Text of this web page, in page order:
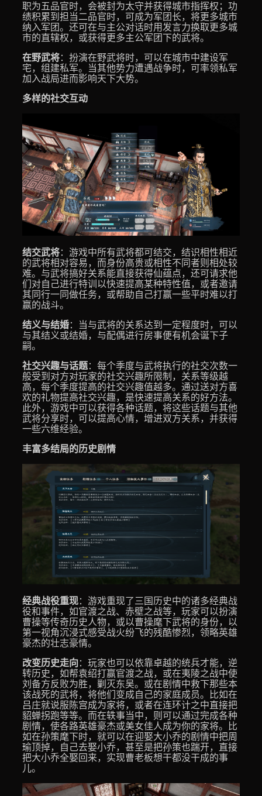
职为五品官时，会被封为太守并获得城市指挥权；功
绩积累到担当二品官时，可成为军团长，将更多城市
纳入军团。还可在与主公对话时用发言力换取更多城
市的直辖权，或获得更多主公军团下的武将。
在野武将：扮演在野武将时，可以在城市中建设军
宅，组建私军。当其他势力遭遇战争时，可率领私军
加入战局进而影响天下大势。
多样的社交互动
结交武将：游戏中所有武将都可结交，结识相性相近
的武将相对容易，而身份高贵或相性不同者则相处较
难。与武将搞好关系能直接获得仙蕴点，还可请求他
们对自己进行特训以快速提高某种特性值，或者邀请
其同行一同做任务，或帮助自己打赢一些平时难以打
赢的战斗。
结义与结婚：当与武将的关系达到一定程度时，可以
与其结义或结婚，与配偶进行房事便有机会诞下子
嗣。
社交兴趣与话题：每个季度与武将执行的社交次数一
般受到对方对玩家的社交兴趣所限制，关系等级越
高，每个季度提高的社交兴趣值越多。通过送对方喜
欢的礼物提高社交兴趣，是快速提高关系的好方法。
此外，游戏中可以获得各种话题，将这些话题与其他
武将分享时，可以提高心情，增进双方关系，并获得
一些六维经验。
丰富多结局的历史剧情
经典战役重现：游戏重现了三国历史中的诸多经典战
役和事件，如官渡之战、赤壁之战等，玩家可以扮演
曹操等传奇历史人物，或以曹操麾下武将的身份，以
第一视角沉浸式感受战火纷飞的残酷惨烈，领略英雄
豪杰的壮志豪情。
改变历史走向 ：玩家也可以依靠卓越的统兵才能，逆
转历史，如帮袁绍打赢官渡之战，或在夷陵之战中使
刘备方反败为胜，剿灭东吴。或在剧情中救下那些本
该战死的武将，将他们变成自己的家庭成员。比如在
吕庄就说服陈宫成为家将，或者在连环计之中直接把
貂蝉拐跑等等。而在轶事当中，则可以通过完成各种
剧情，使各路英雄豪杰或美女佳人成为你的家将。比
如在孙策麾下时，就可以在迎娶大小乔的剧情中把周
瑜顶掉，自己去娶小乔，甚至是把孙策也踹开，直接
把大小乔全娶回来，实现曹老板想干都没干成的事
儿。